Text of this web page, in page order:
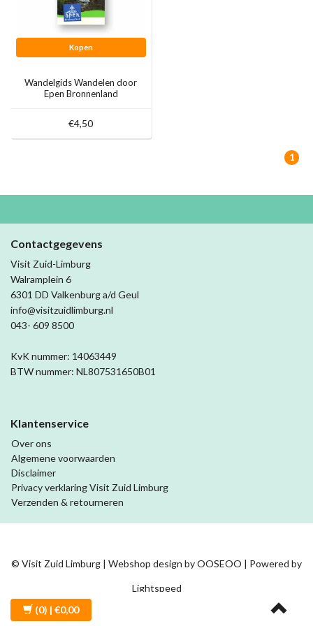
Kopen
Wandelgids Wandelen door
Epen Bronnenland
€4,50
1
Contactgegevens
Visit Zuid-Limburg
Walramplein 6
6301 DD Valkenburg a/d Geul
info@visitzuidlimburg.nl
043- 609 8500
KvK nummer: 14063449
BTW nummer: NL807531650B01
Klantenservice
Over ons
Algemene voorwaarden
Disclaimer
Privacy verklaring Visit Zuid Limburg
Verzenden & retourneren
© Visit Zuid Limburg | Webshop design byOOSEOO | Powered by
Lightspeed
(0) | €0,00